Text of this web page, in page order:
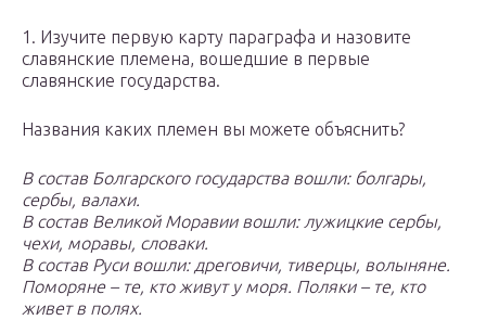
1. Изучите первую карту параграфа и назовите
славянские племена, вошедшие в первые
славянские государства.
Названия каких племен вы можете объяснить?
В состав Болгарского государства вошли: болгары,
сербы, валахи.
В состав Великой Моравии вошли: лужицкие сербы,
чехи, моравы, словаки.
В состав Руси вошли: дреговичи, тиверцы, волыняне.
Поморяне – те, кто живут у моря. Поляки – те, кто
живет в полях.